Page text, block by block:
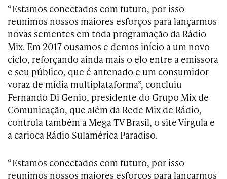
“Estamos conectados com futuro, por isso
reunimos nossos maiores esforços para lançarmos
novas sementes em toda programação da Rádio
Mix. Em 2017 ousamos e demos início a um novo
ciclo, reforçando ainda mais o elo entre a emissora
e seu público, que é antenado e um consumidor
voraz de mídia multiplataforma”, concluiu
Fernando Di Genio, presidente do Grupo Mix de
Comunicação, que além da Rede Mix de Rádio,
controla também a Mega TV Brasil, o site Vírgula e
a carioca Rádio Sulamérica Paradiso.
“Estamos conectados com futuro, por isso
reunimos nossos maiores esforços para lançarmos